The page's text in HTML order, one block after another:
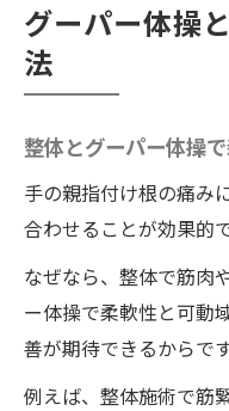
グーパー体操
法
整体とグーパー体操
手の親指付け根の痛み
合わせることが効果的で
なぜなら、整体で筋肉
ー体操で柔軟性と可動
善が期待できるからです
例えば、整体施術で筋